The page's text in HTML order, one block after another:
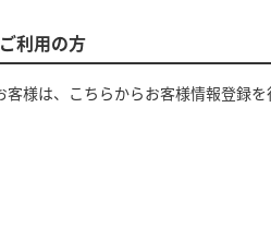
利用の方
客様は、こちらからお客様情報登録